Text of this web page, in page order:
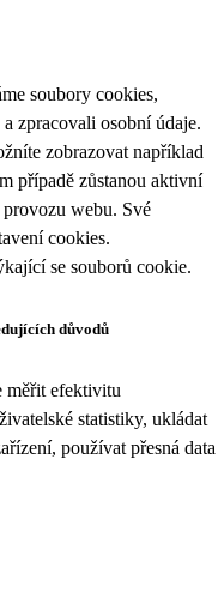
soubory cookies,
zpracovali osobní údaje.
zobrazovat například
případě zůstanou aktivní
webu. Své
cookies.
se souborů cookie.
důvodů
měřit efektivitu
statistiky, ukládat
používat přesná data